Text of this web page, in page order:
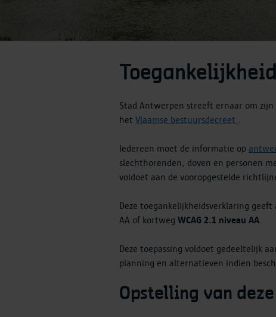
Stad Antwerpen streeft ernaar om
het Vlaamse bestuursdecreet .
Iedereen moet de informatie op
slechthorenden, doven en personen
voldoet aan de vooropgestelde
Deze toegankelijkheidsverklaring
AA of kortweg WCAG 2.1 niveau AA.
Deze toepassing voldoet gedeeltelijk
planning en alternatieven indien
Opstelling van